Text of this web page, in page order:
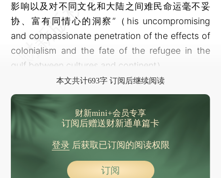
影响以及对不同文化和大陆之间难民命运毫不妥
协、富有同情心的洞察”（his uncompromising
and compassionate penetration of the effects of
colonialism and the fate of the refugee in the
gulf between cultures and continent）。
本文共计693字 订阅后继续阅读
财新mini+会员专享
订阅后赠送财新通单篇卡
登录后获取已订阅的阅读权限
订阅